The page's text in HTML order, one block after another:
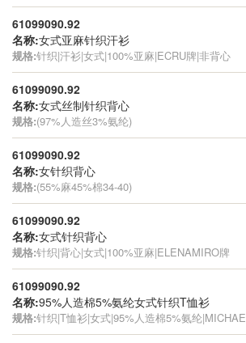
61099090.92
名称:女式亚麻针织汗衫
规格:针织|汗衫|女式|100%亚麻|ECRU牌|非背心
61099090.92
名称:女式丝制针织背心
规格:(97%人造丝3%氨纶)
61099090.92
名称:女针织背心
规格:(55%麻45%棉34-40)
61099090.92
名称:女式针织背心
规格:针织|背心|女式|100%亚麻|ELENAMIRO牌
61099090.92
名称:95%人造棉5%氨纶女式针织T恤衫
规格:针织|T恤衫|女式|95%人造棉5%氨纶|MICHAE